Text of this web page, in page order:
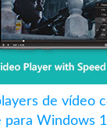
de vídeo
para Windows